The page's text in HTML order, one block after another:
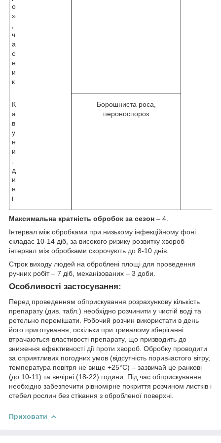
о
»
ч
а
с
н
и
к
К
а
в
у
н
и
д
и
н
і
Борошниста роса,
пероноспороз
Максимальна кратність обробок за сезон – 4.
Інтервал між обробками при низькому інфекційному фоні
складає 10-14 діб, за високого ризику розвитку хвороб
інтервал між обробками скорочують до 8-10 днів.
Строк виходу людей на оброблені площі для проведення
ручних робіт – 7 діб, механізованих – 3 доби.
Особливості застосування:
Перед проведенням обприскування розрахункову кількість
препарату (див. табл.) необхідно розчинити у чистій воді та
ретельно перемішати. Робочий розчин використати в день
його приготування, оскільки при тривалому зберіганні
втрачаються властивості препарату, що призводить до
зниження ефективності дії проти хвороб. Обробку проводити
за сприятливих погодних умов (відсутність поривчастого вітру,
температура повітря не вище +25°С) – зазвичай це ранкові
(до 10-11) та вечірні (18-22) години. Під час обприскування
необхідно забезпечити рівномірне покриття розчином листків і
стебел рослин без стікання з обробленої поверхні.
Приховати